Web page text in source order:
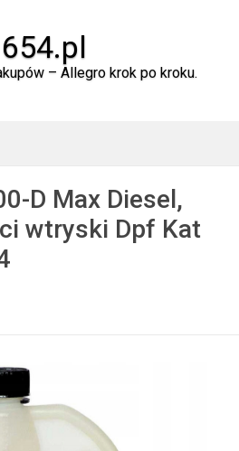
654.pl
– Allegro krok po kroku.
D Max Diesel,
wtryski Dpf Kat